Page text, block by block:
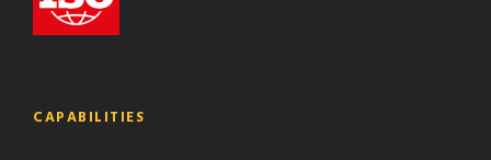
CAPABILITIES